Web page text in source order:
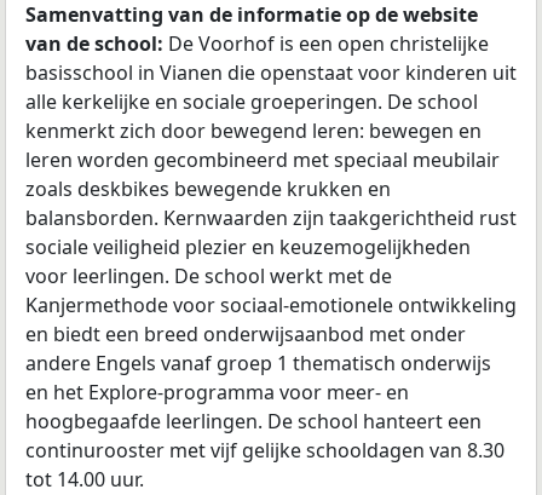
Samenvatting van de informatie op de website
van de school: De Voorhof is een open christelijke
basisschool in Vianen die openstaat voor kinderen uit
alle kerkelijke en sociale groeperingen. De school
kenmerkt zich door bewegend leren: bewegen en
leren worden gecombineerd met speciaal meubilair
zoals deskbikes bewegende krukken en
balansborden. Kernwaarden zijn taakgerichtheid rust
sociale veiligheid plezier en keuzemogelijkheden
voor leerlingen. De school werkt met de
Kanjermethode voor sociaal-emotionele ontwikkeling
en biedt een breed onderwijsaanbod met onder
andere Engels vanaf groep 1 thematisch onderwijs
en het Explore-programma voor meer- en
hoogbegaafde leerlingen. De school hanteert een
continurooster met vijf gelijke schooldagen van 8.30
tot 14.00 uur.